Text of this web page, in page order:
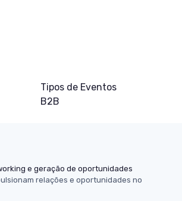
Tipos de Eventos
B2B
e geração de oportunidades
relações e oportunidades no